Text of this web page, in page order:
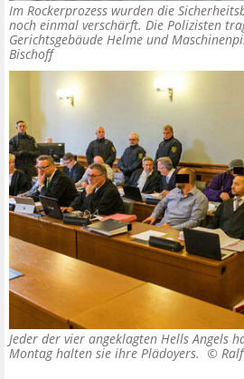
Im Rockerprozess wurden die
noch einmal verschärft. Die Polizisten
Gerichtsgebäude Helme und
Bischoff
Jeder der vier angeklagten Hells Angels
Montag halten sie ihre Plädoyers. ©